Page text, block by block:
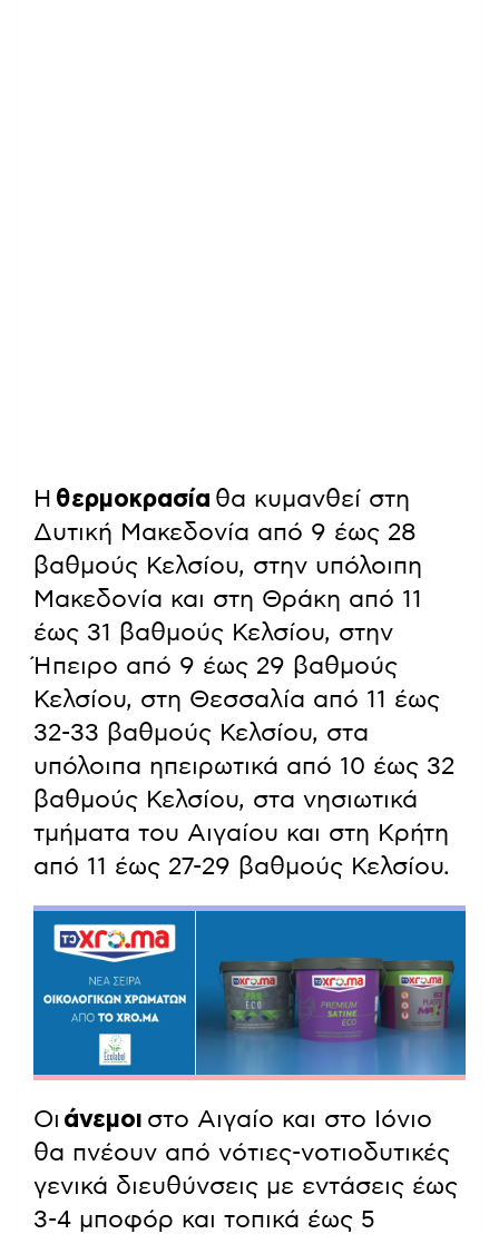
Η θερμοκρασία θα κυμανθεί στη
Δυτική Μακεδονία από 9 έως 28
βαθμούς Κελσίου, στην υπόλοιπη
Μακεδονία και στη Θράκη από 11
έως 31 βαθμούς Κελσίου, στην
Ήπειρο από 9 έως 29 βαθμούς
Κελσίου, στη Θεσσαλία από 11 έως
32-33 βαθμούς Κελσίου, στα
υπόλοιπα ηπειρωτικά από 10 έως 32
βαθμούς Κελσίου, στα νησιωτικά
τμήματα του Αιγαίου και στη Κρήτη
από 11 έως 27-29 βαθμούς Κελσίου.
Οι άνεμοι στο Αιγαίο και στο Ιόνιο
θα πνέουν από νότιες-νοτιοδυτικές
γενικά διευθύνσεις με εντάσεις έως
3-4 μποφόρ και τοπικά έως 5